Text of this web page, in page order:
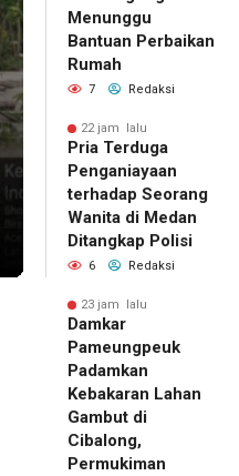
Menunggu
Bantuan Perbaikan
Rumah
7 Redaksi
22 jam lalu
Pria Terduga
Penganiayaan
terhadap Seorang
Wanita di Medan
Ditangkap Polisi
6 Redaksi
23 jam lalu
Damkar
Pameungpeuk
Padamkan
Kebakaran Lahan
Gambut di
Cibalong,
Permukiman